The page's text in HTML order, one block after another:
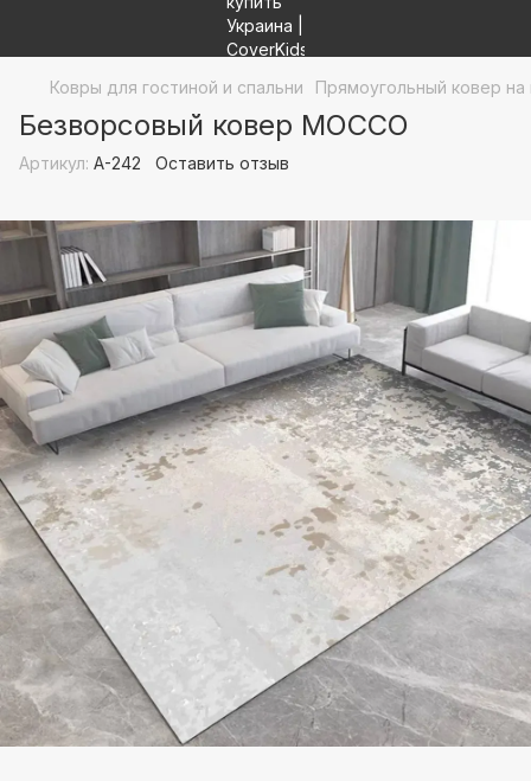
Ковры для гостиной и спальни Прямоугольный ковер на
Безворсовый ковер MOCCO
Артикул: A-242 Оставить отзыв